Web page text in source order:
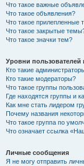
Что такое важные
Что такое объявления?
Что такое прилепленные
Что такое закрытые
Что такое значки тем?
Уровни пользователей
Кто такие
Кто такие модераторы?
Что такое группы
Где находятся группы и
Как мне стать лидером
Почему названия
Что такое группа по
Что означает ссылка
Личные сообщения
Я не могу отправить